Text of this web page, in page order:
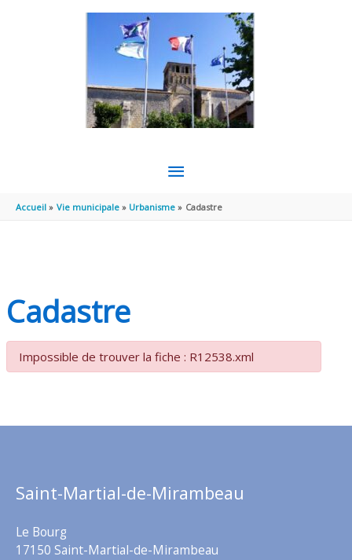
MENU
PRINCIPAL
Accueil Vie municipale Urbanisme Cadastre
Cadastre
Impossible de trouver la fiche : R12538.xml
Saint-Martial-de-Mirambeau
Le Bourg
17150 Saint-Martial-de-Mirambeau